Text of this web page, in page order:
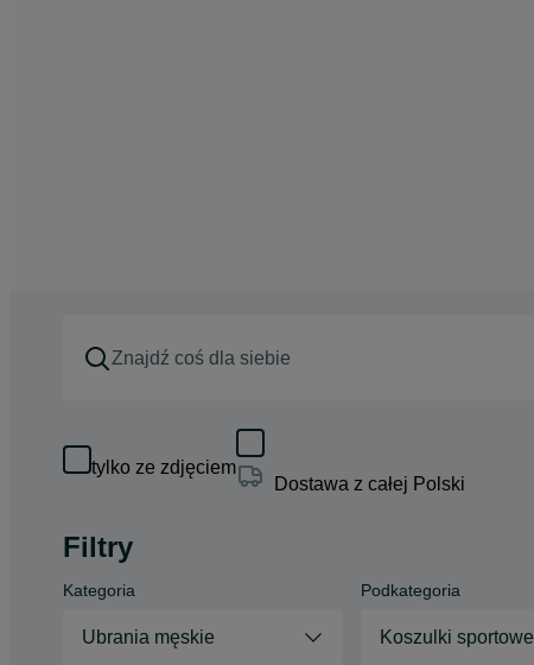
tylko ze zdjęciem
Dostawa z całej Polski
Filtry
Kategoria
Ubrania męskie
Podkategoria
Koszulki sportowe